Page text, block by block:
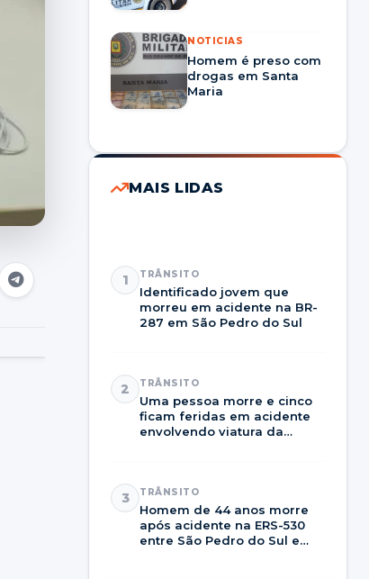
NOTICIAS
Homem é preso com
drogas em Santa
Maria
MAIS LIDAS
1 TRÂNSITO
Identificado jovem que
morreu em acidente na BR-
287 em São Pedro do Sul
2 TRÂNSITO
Uma pessoa morre e cinco
ficam feridas em acidente
envolvendo viatura da
3 TRÂNSITO
Homem de 44 anos morre
após acidente na ERS-530
entre São Pedro do Sul e